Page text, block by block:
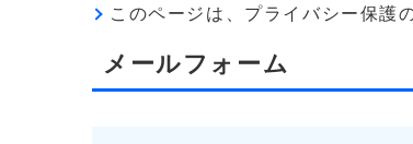
このページは、プライバシー保
メールフォーム